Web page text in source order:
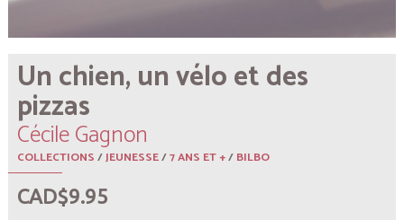
Un chien, un vélo et des
pizzas
Cécile Gagnon
COLLECTIONS/JEUNESSE/7 ANS ET +/BILBO
CAD$9.95